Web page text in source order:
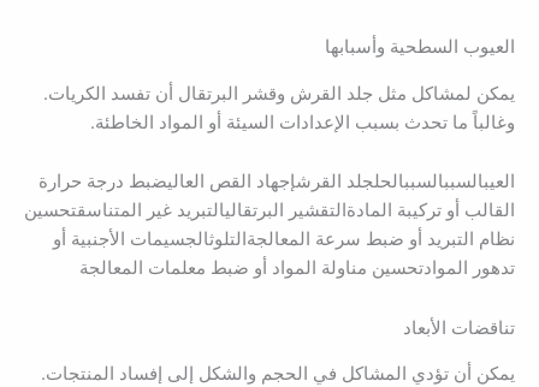
العيوب السطحية وأسبابها
يمكن لمشاكل مثل جلد القرش وقشر البرتقال أن تفسد الكريات.
وغالباً ما تحدث بسبب الإعدادات السيئة أو المواد الخاطئة.
العيبالسببالسببالحلجلد القرشإجهاد القص العاليضبط درجة حرارة
القالب أو تركيبة المادةالتقشير البرتقاليالتبريد غير المتناسقتحسين
نظام التبريد أو ضبط سرعة المعالجةالتلوثالجسيمات الأجنبية أو
تدهور الموادتحسين مناولة المواد أو ضبط معلمات المعالجة
تناقضات الأبعاد
يمكن أن تؤدي المشاكل في الحجم والشكل إلى إفساد المنتجات.